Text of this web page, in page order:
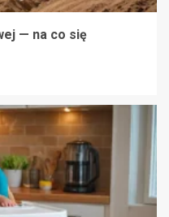
— na co się